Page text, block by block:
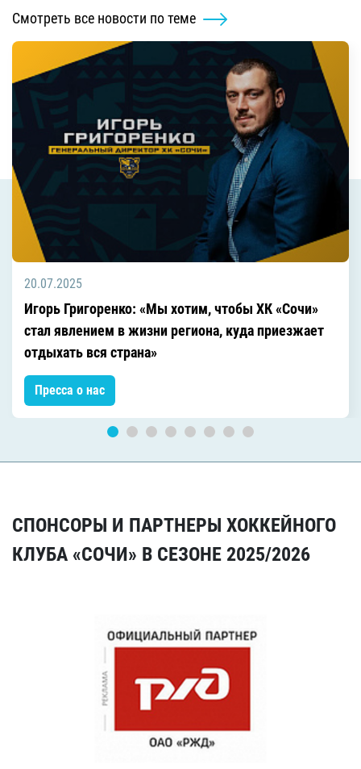
Смотреть все новости по теме
20.07.2025
Игорь Григоренко: «Мы хотим, чтобы ХК «Сочи»
стал явлением в жизни региона, куда приезжает
отдыхать вся страна»
Пресса о нас
СПОНСОРЫ И ПАРТНЕРЫ ХОККЕЙНОГО
КЛУБА «СОЧИ» В СЕЗОНЕ 2025/2026